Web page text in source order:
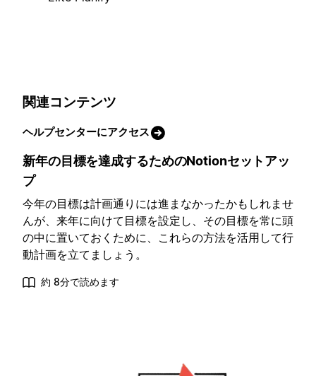
関連コンテンツ
ヘルプセンターにアクセス
新年の目標を達成するためのNotionセットアッ
プ
今年の目標は計画通りには進まなかったかもしれませ
んが、来年に向けて目標を設定し、その目標を常に頭
の中に置いておくために、これらの方法を活用して行
動計画を立てましょう。
約 8分で読めます